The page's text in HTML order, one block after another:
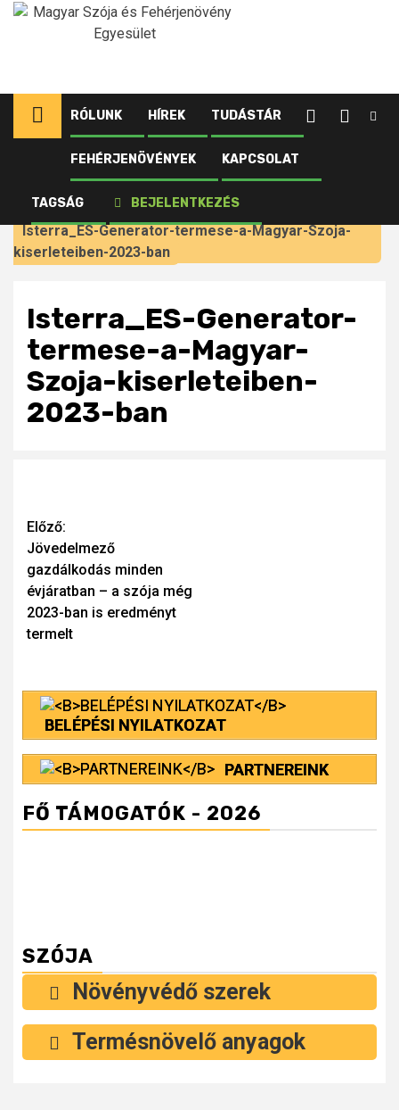
Ugrás
RÓLUNK HÍREK TUDÁSTÁR
FEHÉRJENÖVÉNYEK KAPCSOLAT
TAGSÁG BEJELENTKEZÉS
Kezdőlap
Újdonságok
szója még 2023-ban is eredményt termelt
Isterra_ES-Generator-termese-a-Magyar-Szoja-
kiserleteiben-2023-ban
Isterra_ES-Generator-
termese-a-Magyar-
Szoja-kiserleteiben-
2023-ban
Continue
Reading
Előző:
Jövedelmező
gazdálkodás minden
évjáratban – a szója még
2023-ban is eredményt
termelt
BELÉPÉSI NYILATKOZAT
PARTNEREINK
FŐ TÁMOGATÓK - 2026
SZÓJA
Növényvédő szerek
Termésnövelő anyagok